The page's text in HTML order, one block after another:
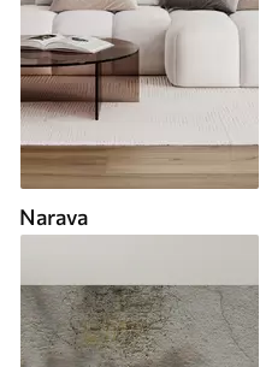
Narava